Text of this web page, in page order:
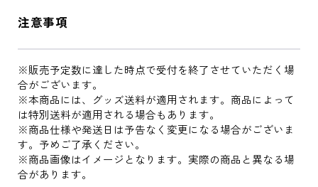
注意事項
※販売予定数に達した時点で受付を終了させていただく場
合がございます。
※本商品には、グッズ送料が適用されます。商品によって
は特別送料が適用される場合もあります。
※商品仕様や発送日は予告なく変更になる場合がございま
す。予めご了承ください。
※商品画像はイメージとなります。実際の商品と異なる場
合があります。